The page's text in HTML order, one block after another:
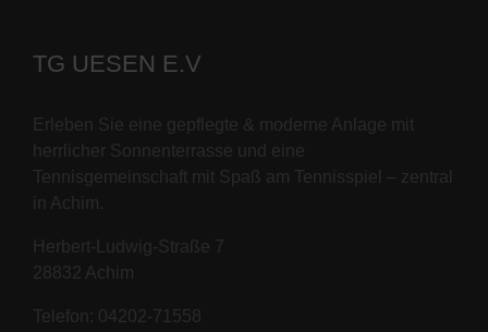
TG UESEN E.V
Erleben Sie eine gepflegte & moderne Anlage mit
herrlicher Sonnenterrasse und eine
Tennisgemeinschaft mit Spaß am Tennisspiel – zentral
in Achim.
Herbert-Ludwig-Straße 7
28832 Achim
Telefon: 04202-71558